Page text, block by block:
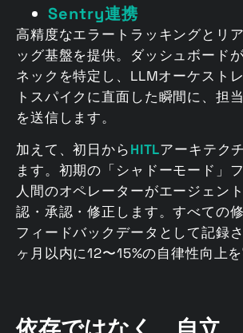
Sentry連携
高精度なエラートラッキングとリ
ッグ基盤を提供。ダッシュボード
ネックを特定し、LLMオーケスト
トスパイクに直面した瞬間に、担
を送信します。
加えて、初日からHITLアーキテク
ます。初期の「シャドーモード」
人間のオペレーターがエージェン
認・承認・修正します。すべての
フィードバックデータとして記録
ヶ月以内に12〜15%の自律性向上を